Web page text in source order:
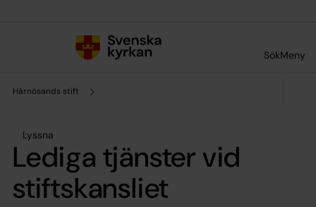
SökMeny
Härnösands stift
Lyssna
Lediga tjänster vid
stiftskansliet